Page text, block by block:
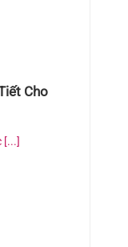
Cho
[...]